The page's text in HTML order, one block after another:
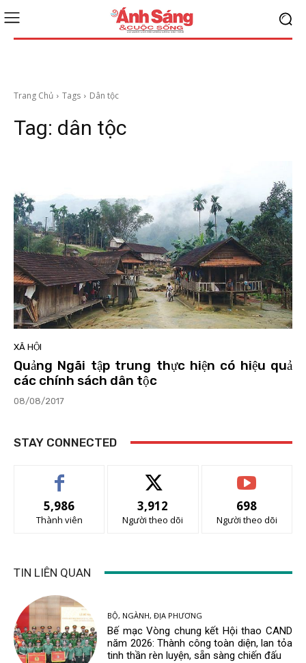
Trang Chủ Tags Dân tộc
Tag: dân tộc
XÃ HỘI
Quảng Ngãi tập trung thực hiện có hiệu quả
các chính sách dân tộc
08/08/2017
STAY CONNECTED
5,986
Thành viên
3,912
Người theo dõi
698
Người theo dõi
TIN LIÊN QUAN
BỘ, NGÀNH, ĐỊA PHƯƠNG
Bế mạc Vòng chung kết Hội thao CAND
năm 2026: Thành công toàn diện, lan tỏa
tinh thần rèn luyện, sẵn sàng chiến đấu